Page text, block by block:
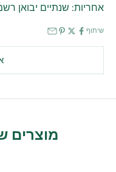
אחריות: שנתיים יבואן
שיתוף
מוצרים